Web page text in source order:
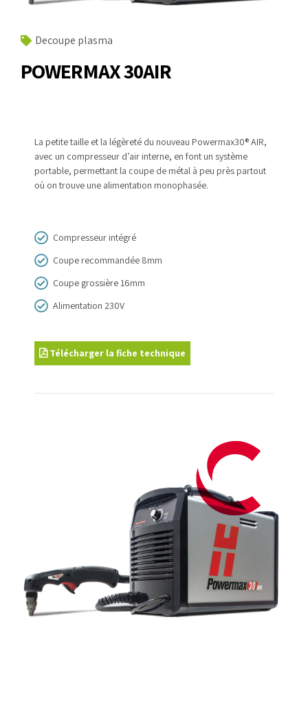
Decoupe plasma
POWERMAX 30AIR
La petite taille et la légèreté du nouveau Powermax30®AIR,
avec un compresseur d’air interne, en font un système
portable, permettant la coupe de métal à peu près partout
où on trouve une alimentation monophasée.
Compresseur intégré
Coupe recommandée 8mm
Coupe grossière 16mm
Alimentation 230V
Télécharger la fiche technique